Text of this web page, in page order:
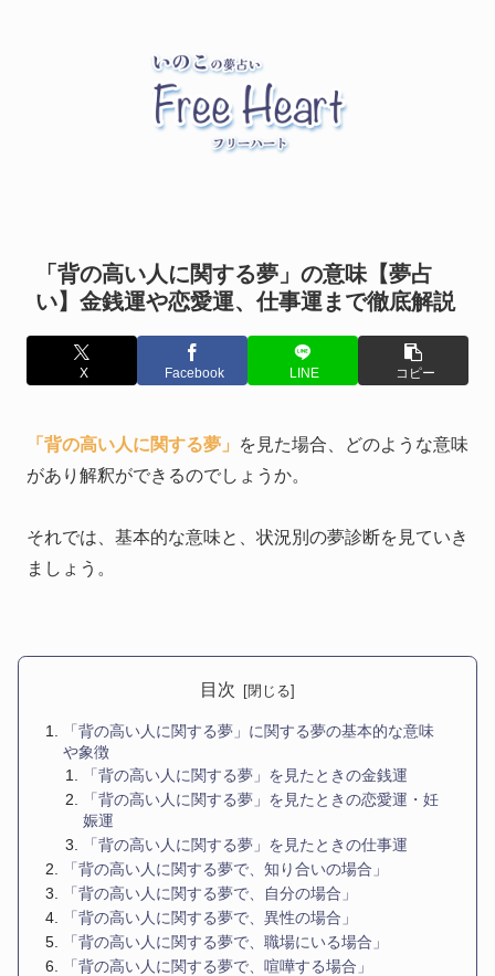
「背の高い人に関する夢」の意味【夢占
い】金銭運や恋愛運、仕事運まで徹底解説
X Facebook LINE コピー
「背の高い人に関する夢」
を見た場合、どのような意味
があり解釈ができるのでしょうか。
それでは、基本的な意味と、状況別の夢診断を見ていき
ましょう。
目次
「背の高い人に関する夢」に関する夢の基本的な意味
や象徴
「背の高い人に関する夢」を見たときの金銭運
「背の高い人に関する夢」を見たときの恋愛運・妊
娠運
「背の高い人に関する夢」を見たときの仕事運
「背の高い人に関する夢で、知り合いの場合」
「背の高い人に関する夢で、自分の場合」
「背の高い人に関する夢で、異性の場合」
「背の高い人に関する夢で、職場にいる場合」
「背の高い人に関する夢で、喧嘩する場合」